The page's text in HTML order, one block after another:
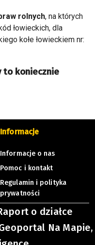
rolnych, na których
łowieckich, dla
kołe łowieckiem nr:
to koniecznie
Informacje
Informacje o nas
Pomoc i kontakt
Regulamin i polityka
prywatności
o działce
Na Mapie,